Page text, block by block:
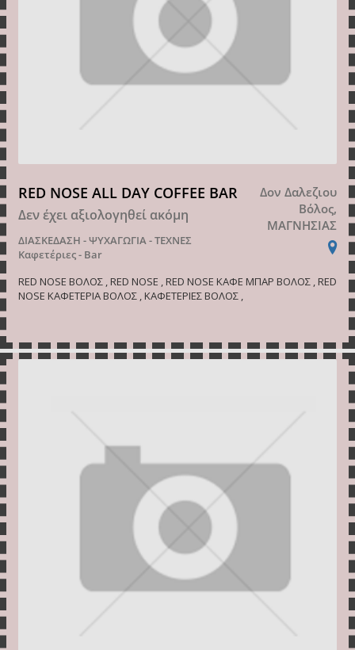
RED NOSE ALL DAY COFFEE BAR
Δεν έχει αξιολογηθεί ακόμη
ΔΙΑΣΚΕΔΑΣΗ - ΨΥΧΑΓΩΓΙΑ - ΤΕΧΝΕΣ
Καφετέριες - Bar
Δον Δαλεζιου
Βόλος,
ΜΑΓΝΗΣΙΑΣ
RED NOSE ΒΟΛΟΣ , RED NOSE , RED NOSE ΚΑΦΕ ΜΠΑΡ ΒΟΛΟΣ , RED
NOSE ΚΑΦΕΤΕΡΙΑ ΒΟΛΟΣ , ΚΑΦΕΤΕΡΙΕΣ ΒΟΛΟΣ ,